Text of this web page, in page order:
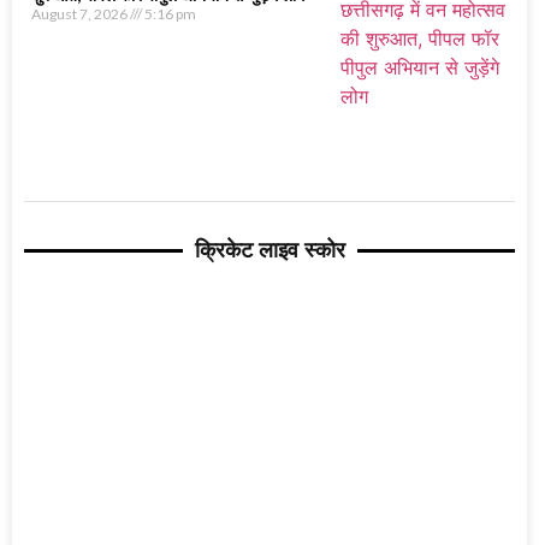
August 7, 2026 5:16 pm
क्रिकेट लाइव स्कोर